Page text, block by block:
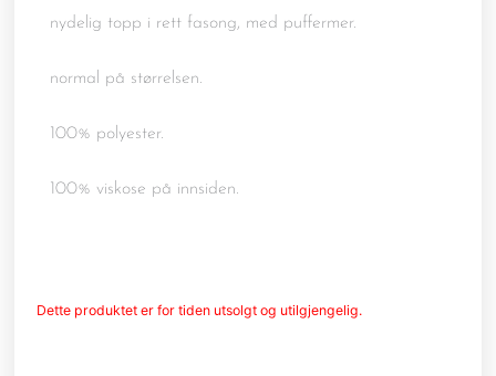
nydelig topp i rett fasong, med puffermer.
normal på størrelsen.
100% polyester.
100% viskose på innsiden.
Dette produktet er for tiden utsolgt og utilgjengelig.